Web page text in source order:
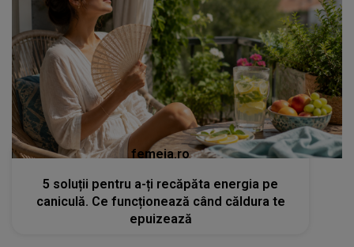
femeia.ro
5 soluții pentru a-ți recăpăta energia pe
caniculă. Ce funcționează când căldura te
epuizează